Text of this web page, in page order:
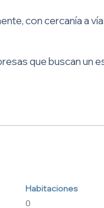
con cercanía a
que buscan un
Habitaciones
0